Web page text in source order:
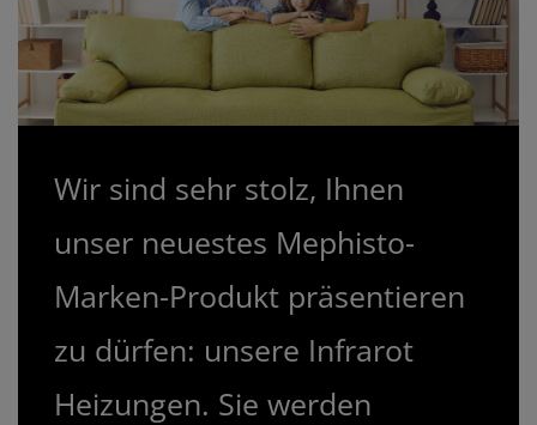
Wir sind sehr stolz, Ihnen
unser neuestes Mephisto-
Marken-Produkt präsentieren
zu dürfen: unsere Infrarot
Heizungen. Sie werden